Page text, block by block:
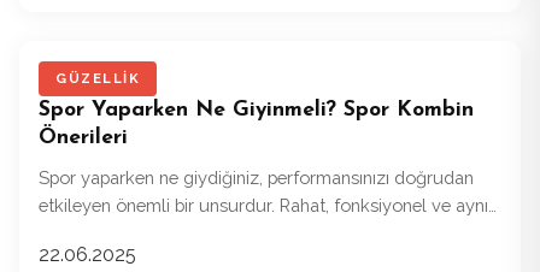
GÜZELLIK
Spor Yaparken Ne Giyinmeli? Spor Kombin
Önerileri
Spor yaparken ne giydiğiniz, performansınızı doğrudan
etkileyen önemli bir unsurdur. Rahat, fonksiyonel ve aynı
seçmek oldukça önemlidir.
22.06.2025